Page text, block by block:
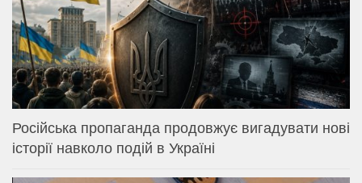
Російська пропаганда продовжує вигадувати нові
історії навколо подій в Україні